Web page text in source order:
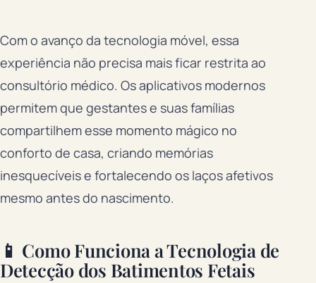
Com o avanço da tecnologia móvel, essa
experiência não precisa mais ficar restrita ao
consultório médico. Os aplicativos modernos
permitem que gestantes e suas famílias
compartilhem esse momento mágico no
conforto de casa, criando memórias
inesquecíveis e fortalecendo os laços afetivos
mesmo antes do nascimento.
📱 Como Funciona a Tecnologia de
Detecção dos Batimentos Fetais